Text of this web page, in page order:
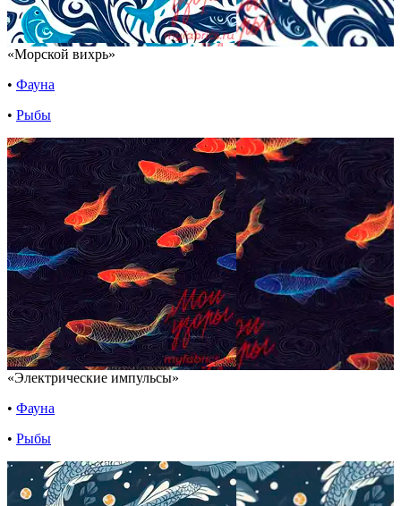
«Морской вихрь»
• Фауна
• Рыбы
«Электрические импульсы»
• Фауна
• Рыбы